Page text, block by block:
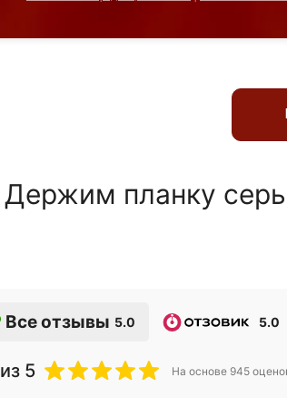
Держим планку
Все отзывы 5.0 5.0
из 5 На основе 945